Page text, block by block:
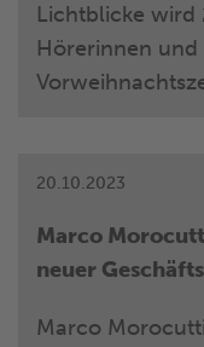
Lichtblicke wird
Hörerinnen
damit ab dem
Auflagen des
Jubiläums-
eine
20.10.2023
Marco
neuer
Marco